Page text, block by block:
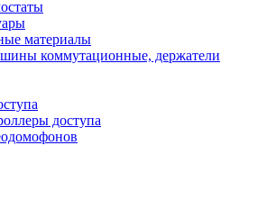
материалы
коммутационные, держатели
доступа